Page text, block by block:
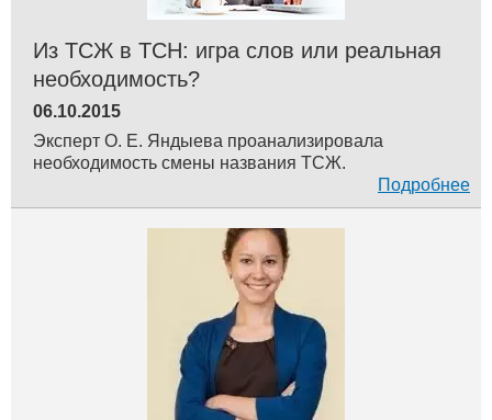
Из ТСЖ в ТСН: игра слов или реальная
необходимость?
06.10.2015
Эксперт О. Е. Яндыева проанализировала
необходимость смены названия ТСЖ.
Подробнее